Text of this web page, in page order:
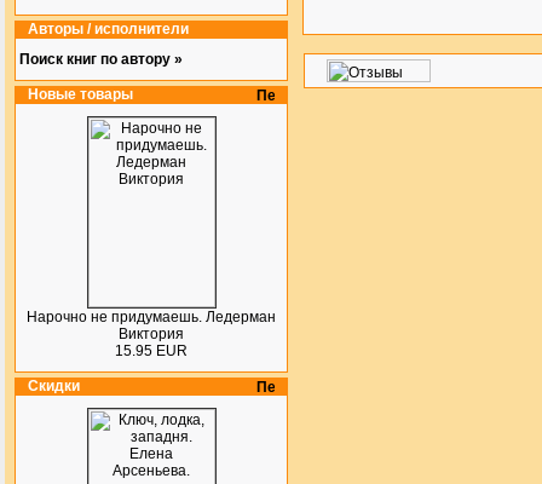
Авторы / исполнители
Поиск книг по автору »
Новые товары
Нарочно не придумаешь. Ледерман
Виктория
15.95 EUR
Скидки